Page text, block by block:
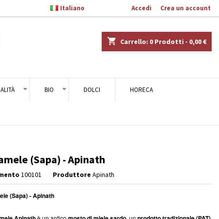
Accedi Crea un account
Italiano
shopping_cart Carrello: 0 Prodotti - 0,00 €
BIO DOLCI HORECA
(Sapa) - Apinath
100101 Produttore Apinath
(Sapa) - Apinath